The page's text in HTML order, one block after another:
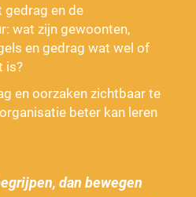
gedrag en de
wat zijn gewoonten,
en gedrag wat wel of
is?
en oorzaken zichtbaar te
beter kan leren
dan bewegen